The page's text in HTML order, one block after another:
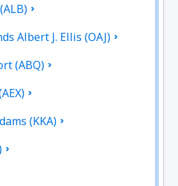
Albert J. Ellis (OAJ)
(ABQ)
(KKA)